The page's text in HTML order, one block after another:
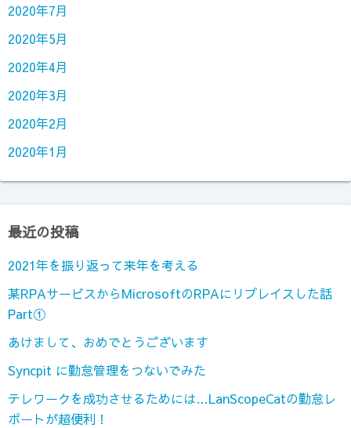
2020年7月
2020年5月
2020年4月
2020年3月
2020年2月
2020年1月
最近の投稿
2021年を振り返って来年を考える
某RPAサービスからMicrosoftのRPAにリプレイスした話
Part①
あけまして、おめでとうございます
Syncpit に勤怠管理をつないでみた
テレワークを成功させるためには…LanScopeCatの勤怠レ
ポートが超便利！